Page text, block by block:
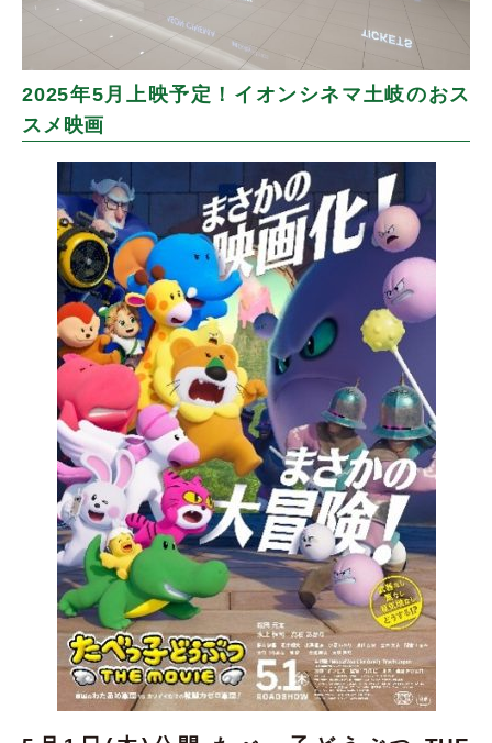
2025年5月上映予定！イオンシネマ土岐のおス
スメ映画